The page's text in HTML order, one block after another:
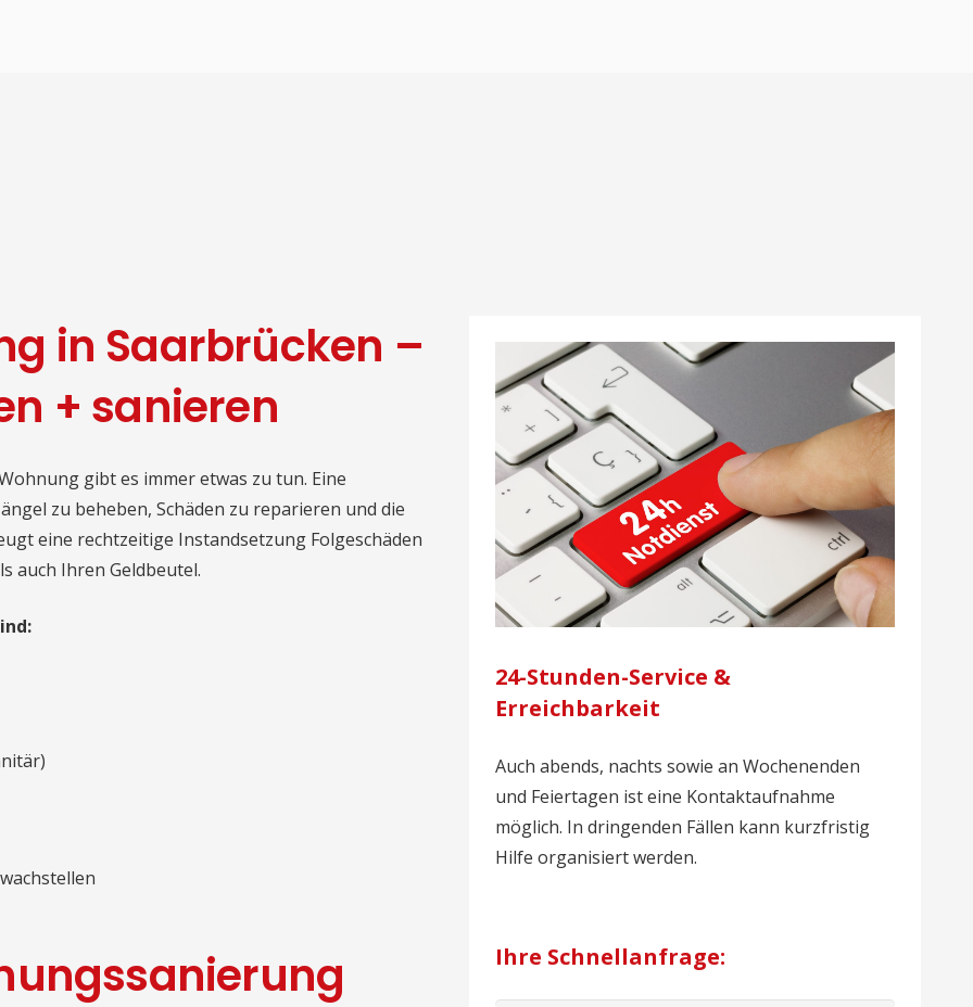
in Saarbrücken –
+ sanieren
gibt es immer etwas zu tun. Eine
zu beheben, Schäden zu reparieren und die
eine rechtzeitige Instandsetzung Folgeschäden
auch Ihren Geldbeutel.
24-Stunden-Service &
Erreichbarkeit
Auch abends, nachts sowie an Wochenenden
und Feiertagen ist eine Kontaktaufnahme
möglich. In dringenden Fällen kann kurzfristig
Hilfe organisiert werden.
Ihre Schnellanfrage: